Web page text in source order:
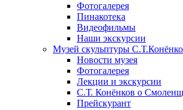
Фотогалерея
Пинакотека
Видеофильмы
Наши экскурсии
Музей скульптуры
Новости музея
Фотогалерея
Лекции и экскурсии
С.Т. Конёнков о
Прейскурант